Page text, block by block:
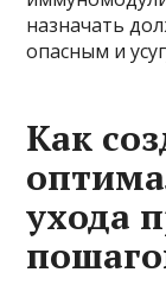
назначать
опасным и
Как
ухода